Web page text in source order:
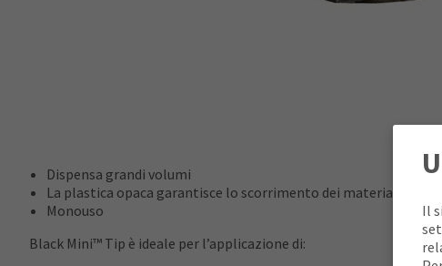
Dispensa grandi volumi
La plastica opaca garantisce lo scorrimento dei materiali
Monouso
Black Mini™ Tip è ideale per l’applicazione di:
Il